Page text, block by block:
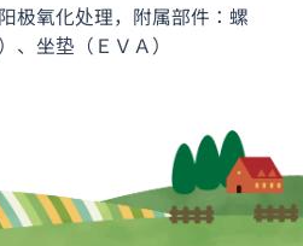
极氧化处理，附属部件：螺
、坐垫（ＥＶＡ）